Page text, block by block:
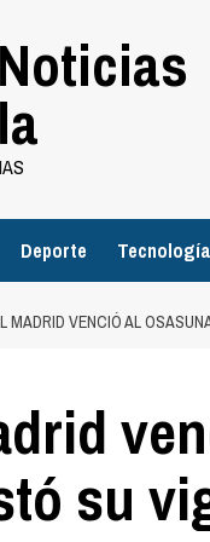
Deporte Tecnología
MADRID VENCIÓ AL
su